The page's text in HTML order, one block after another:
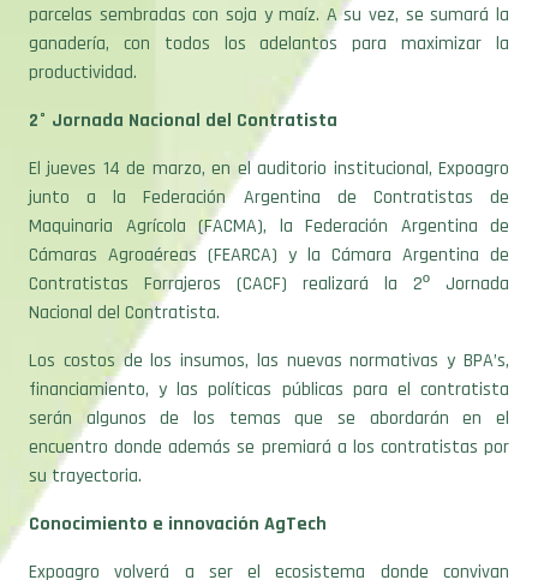
parcelas sembradas con soja y maíz. A su vez, se sumará la
ganadería, con todos los adelantos para maximizar la
productividad.
2° Jornada Nacional del Contratista
El jueves 14 de marzo, en el auditorio institucional, Expoagro
junto a la Federación Argentina de Contratistas de
Maquinaria Agrícola (FACMA), la Federación Argentina de
Cámaras Agroaéreas (FEARCA) y la Cámara Argentina de
Contratistas Forrajeros (CACF) realizará la 2º Jornada
Nacional del Contratista.
Los costos de los insumos, las nuevas normativas y BPA’s,
financiamiento, y las políticas públicas para el contratista
serán algunos de los temas que se abordarán en el
encuentro donde además se premiará a los contratistas por
su trayectoria.
Conocimiento e innovación AgTech
Expoagro volverá a ser el ecosistema donde convivan